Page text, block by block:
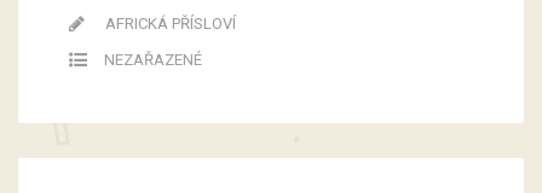
AFRICKÁ PŘÍSLOVÍ
NEZAŘAZENÉ